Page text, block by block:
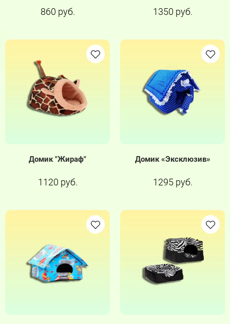
860 руб. 1350 руб.
Домик "Жираф"
1120 руб.
Домик «Эксклюзив»
1295 руб.